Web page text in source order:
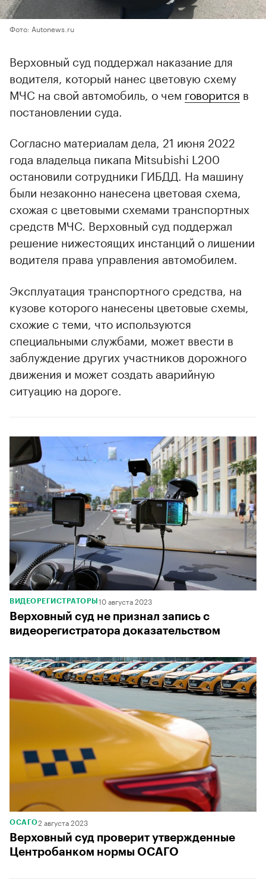
Фото: Autonews.ru
Верховный суд поддержал наказание для
водителя, который нанес цветовую схему
МЧС на свой автомобиль, о чем говорится в
постановлении суда.
Согласно материалам дела, 21 июня 2022
года владельца пикапа Mitsubishi L200
остановили сотрудники ГИБДД. На машину
были незаконно нанесена цветовая схема,
схожая с цветовыми схемами транспортных
средств МЧС. Верховный суд поддержал
решение нижестоящих инстанций о лишении
водителя права управления автомобилем.
Эксплуатация транспортного средства, на
кузове которого нанесены цветовые схемы,
схожие с теми, что используются
специальными службами, может ввести в
заблуждение других участников дорожного
движения и может создать аварийную
ситуацию на дороге.
ВИДЕОРЕГИСТРАТОРЫ 10 августа 2023
Верховный суд не признал запись с
видеорегистратора доказательством
ОСАГО2 августа 2023
Верховный суд проверит утвержденные
Центробанком нормы ОСАГО